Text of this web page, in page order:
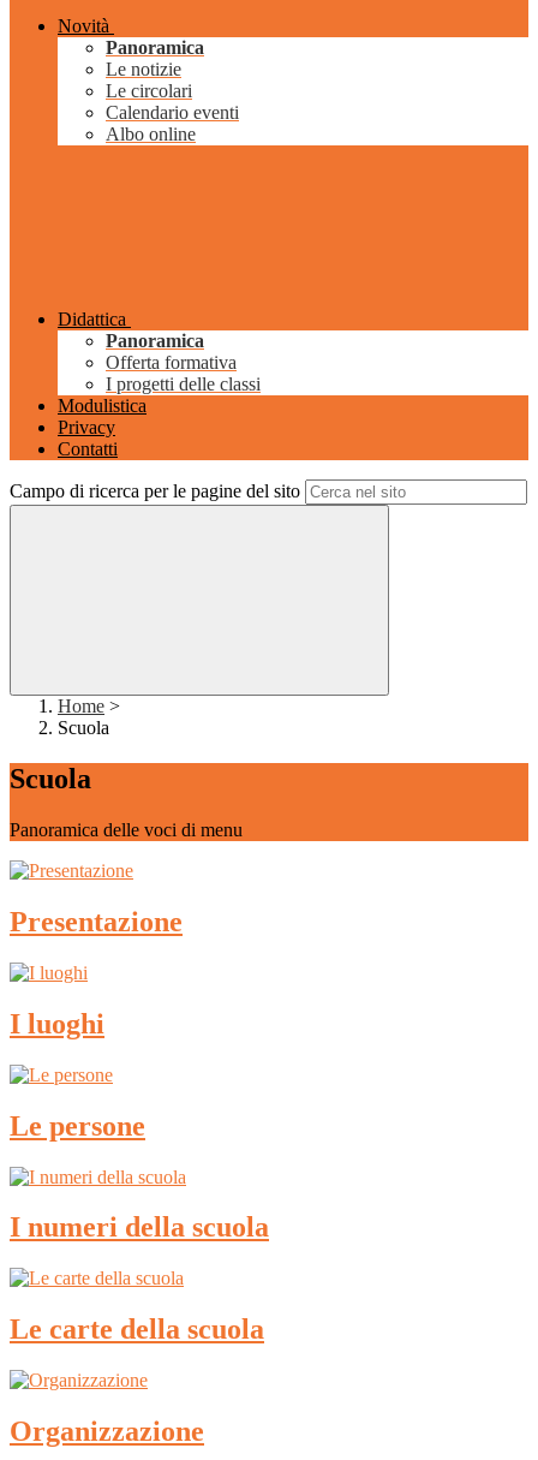
Novità
Panoramica
Le notizie
Le circolari
Calendario eventi
Albo online
Didattica
Panoramica
Offerta formativa
I progetti delle classi
Modulistica
Privacy
Contatti
Campo di ricerca per le pagine del sito
Home >
Scuola
Scuola
Panoramica delle voci di menu
Presentazione
I luoghi
Le persone
I numeri della scuola
Le carte della scuola
Organizzazione